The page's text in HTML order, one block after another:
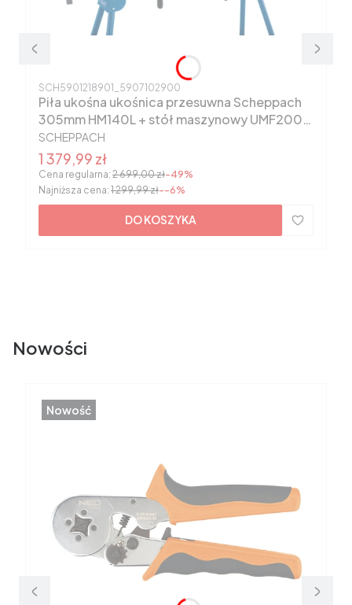
Kod produktu
SCH5901218901_5907102900
Piła ukośna ukośnica przesuwna Scheppach
305mm HM140L + stół maszynowy UMF2000
5901218901
PRODUCENT
SCHEPPACH
Cena promocyjna
1 379,99 zł
Cena regularna: 2 699,00 zł-49%
Najniższa cena: 1 299,99 zł--6%
DO KOSZYKA
Nowości
Nowość